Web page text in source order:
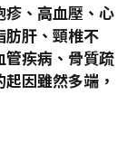
疹、高血壓、心
肪肝、頸椎不
管疾病、骨質疏
因雖然多端，